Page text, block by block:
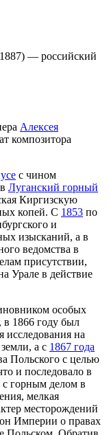
— российский
Алексея
композитора
с чином
Луганский горный
Киргизскую
копей. С 1853 по
и
изысканий, а в
ведомства в
присутствии,
Урале в действие
особых
1866 году был
исследования на
а с 1867 года
Польского с целью
и последовало в
с горным делом в
мелкая
месторождений
Империи о правах